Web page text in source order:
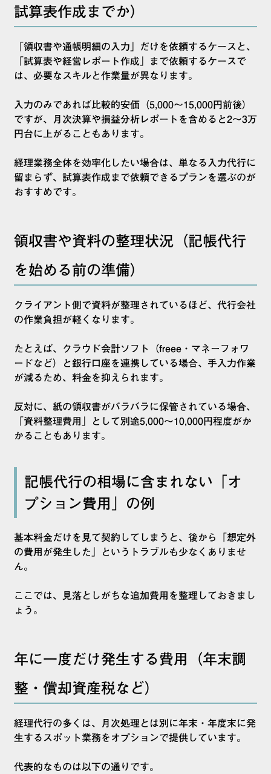
試算表作成までか）
「領収書や通帳明細の入力」だけを依頼するケースと、
「試算表や経営レポート作成」まで依頼するケースで
は、必要なスキルと作業量が異なります。
入力のみであれば比較的安価（5,000〜15,000円前後）
ですが、月次決算や損益分析レポートを含めると2〜3万
円台に上がることもあります。
経理業務全体を効率化したい場合は、単なる入力代行に
留まらず、試算表作成まで依頼できるプランを選ぶのが
おすすめです。
領収書や資料の整理状況（記帳代行
を始める前の準備）
クライアント側で資料が整理されているほど、代行会社
の作業負担が軽くなります。
たとえば、クラウド会計ソフト（freee・マネーフォワ
ードなど）と銀行口座を連携している場合、手入力作業
が減るため、料金を抑えられます。
反対に、紙の領収書がバラバラに保管されている場合、
「資料整理費用」として別途5,000〜10,000円程度がか
かることもあります。
記帳代行の相場に含まれない「オ
プション費用」の例
基本料金だけを見て契約してしまうと、後から「想定外
の費用が発生した」というトラブルも少なくありませ
ん。
ここでは、見落としがちな追加費用を整理しておきまし
ょう。
年に一度だけ発生する費用（年末調
整・償却資産税など）
経理代行の多くは、月次処理とは別に年末・年度末に発
生するスポット業務をオプションで提供しています。
代表的なものは以下の通りです。